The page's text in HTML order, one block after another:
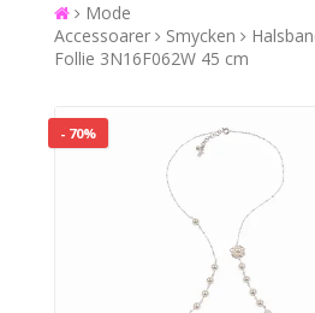
Mode
Accessoarer
Smycken
Follie 3N16F062W 45 cm
- 70%